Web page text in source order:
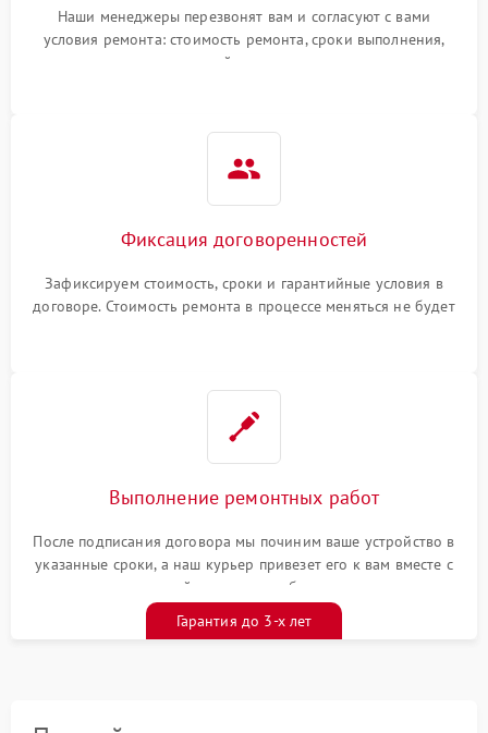
Наши менеджеры перезвонят вам и согласуют с вами
условия ремонта: стоимость ремонта, сроки выполнения,
гарантийные условия
Фиксация договоренностей
Зафиксируем стоимость, сроки и гарантийные условия в
договоре. Стоимость ремонта в процессе меняться не будет
Выполнение ремонтных работ
После подписания договора мы починим ваше устройство в
указанные сроки, а наш курьер привезет его к вам вместе с
гарантийным талоном бесплатно
Гарантия до 3-х лет